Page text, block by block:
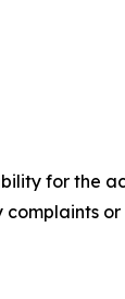
for the
or